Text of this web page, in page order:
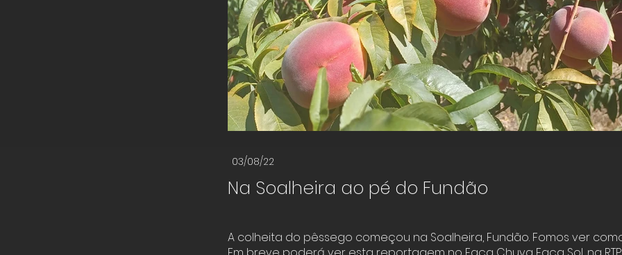
Soalheira
Fundão
Click here
03/08/22
Na Soalheira ao pé do Fundão
A colheita do pêssego começou na Soalheira, Fundão. Fomos ver